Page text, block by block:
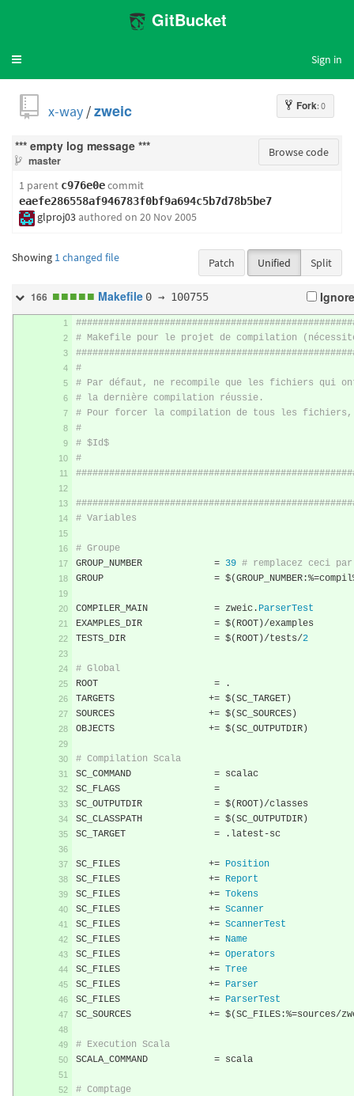
GitBucket
Toggle
Sign in
Fork: 0
x-way /zweic
Browse code
*** empty log message ***
master
1 parent c976e0ecommit
eaefe286558af946783f0bf9a694c5b7d78b5be7
glproj03authored on 20 Nov 2005
Patch Unified Split
Showing 1 changed file
166 ■■■■■ Makefile 0 → 100755
# Makefile pour le projet de compilation (nécessite
#
# Par défaut, ne recompile que les fichiers qui
# la dernière compilation réussie.
# Pour forcer la compilation de tous les
#
# $Id$
#
# Variables
# Groupe
= 39 # remplacez ceci
= $(GROUP_NUMBER:%=compil
= zweic. ParserTest
= $( ROOT)/examples
= $( ROOT)/tests/2
# Global
=
.
TARGETS += $(SC_TARGET)
SOURCES += $(SC_SOURCES)
OBJECTS += $(SC_OUTPUTDIR)
# Compilation Scala
= scalac
=
= $( ROOT)/classes
= $(SC_OUTPUTDIR)
= . latest -sc
SC_FILES += Position
SC_FILES += Report
SC_FILES += Tokens
SC_FILES += Scanner
SC_FILES += ScannerTest
SC_FILES += Name
SC_FILES += Operators
SC_FILES += Tree
SC_FILES += Parser
SC_FILES += ParserTest
SC_SOURCES += $(SC_FILES:%=sources/
# Execution Scala
= scala
# Comptage